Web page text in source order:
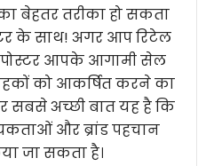
बेहतर तरीका हो सकता
के साथ! अगर आप रिटेल
पोस्टर आपके आगामी सेल
को आकर्षित करने का
सबसे अच्छी बात यह है कि
और ब्रांड पहचान
जा सकता है।